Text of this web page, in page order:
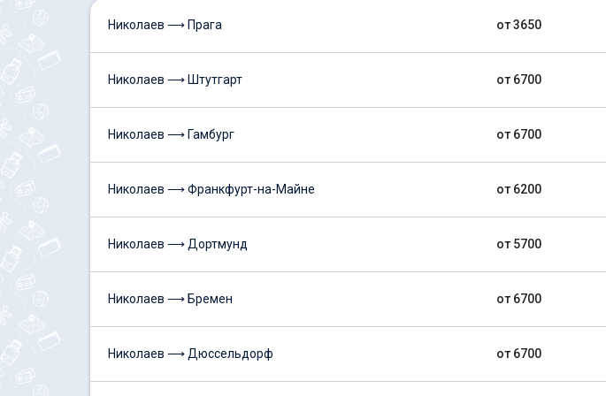
Николаев ⟶ Прага от 3650
Николаев ⟶ Штутгарт от 6700
Николаев ⟶ Гамбург от 6700
Николаев ⟶ Франкфурт-на-Майне от 6200
Николаев ⟶ Дортмунд от 5700
Николаев ⟶ Бремен от 6700
Николаев ⟶ Дюссельдорф от 6700